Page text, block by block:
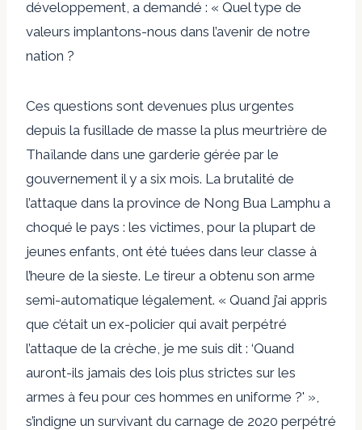
développement, a demandé : « Quel type de
valeurs implantons-nous dans l’avenir de notre
nation ?
Ces questions sont devenues plus urgentes
depuis la fusillade de masse la plus meurtrière de
Thaïlande dans une garderie gérée par le
gouvernement il y a six mois. La brutalité de
l’attaque dans la province de Nong Bua Lamphu a
choqué le pays : les victimes, pour la plupart de
jeunes enfants, ont été tuées dans leur classe à
l’heure de la sieste. Le tireur a obtenu son arme
semi-automatique légalement. « Quand j’ai appris
que c’était un ex-policier qui avait perpétré
l’attaque de la crèche, je me suis dit : ‘Quand
auront-ils jamais des lois plus strictes sur les
armes à feu pour ces hommes en uniforme ?' »,
s’indigne un survivant du carnage de 2020 perpétré